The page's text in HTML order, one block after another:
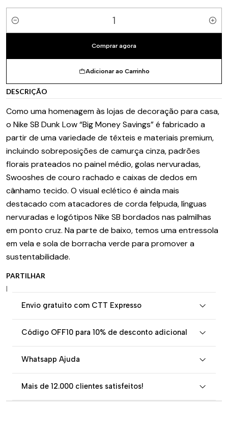
Quantidade
Adicionar ao Carrinho
Comprar agora
DESCRIÇÃO
Como uma homenagem às lojas de decoração para casa,
o Nike SB Dunk Low “Big Money Savings” é fabricado a
partir de uma variedade de têxteis e materiais premium,
incluindo sobreposições de camurça cinza, padrões
florais prateados no painel médio, golas nervuradas,
Swooshes de couro rachado e caixas de dedos em
cânhamo tecido. O visual eclético é ainda mais
destacado com atacadores de corda felpuda, línguas
nervuradas e logótipos Nike SB bordados nas palmilhas
em ponto cruz. Na parte de baixo, temos uma entressola
em vela e sola de borracha verde para promover a
sustentabilidade.
PARTILHAR
|
Envio gratuito com CTT Expresso
Código OFF10 para 10% de desconto adicional
Whatsapp Ajuda
Mais de 12.000 clientes satisfeitos!